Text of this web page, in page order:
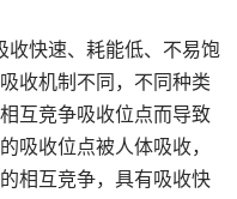
收快速、耗能低、不易饱
收机制不同，不同种类
互竞争吸收位点而导致
吸收位点被人体吸收，
相互竞争，具有吸收快